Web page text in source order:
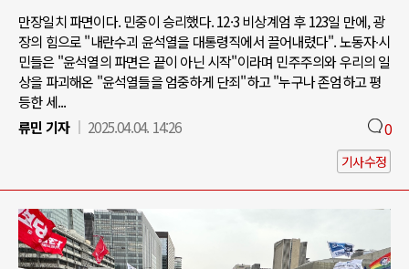
만장일치 파면이다. 민중이 승리했다. 12·3 비상계엄 후 123일 만에, 광
장의 힘으로 "내란수괴 윤석열을 대통령직에서 끌어내렸다". 노동자∙시
민들은 "윤석열의 파면은 끝이 아닌 시작"이라며 민주주의와 우리의 일
상을 파괴해온 "윤석열들을 엄중하게 단죄"하고 "누구나 존엄하고 평
등한 세...
류민 기자
2025.04.04. 14:26 0
기사수정